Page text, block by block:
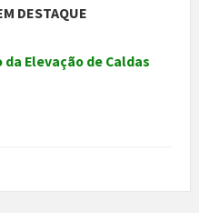
DESTAQUE
da Elevação de Caldas